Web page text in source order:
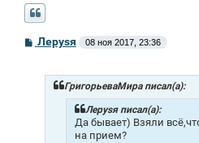
С
о
Лeрysя 08 ноя 2017, 23:36
ГригорьеваМира писал(а):
Лeрysя писал(а):
Да бывает) Взяли
на прием?